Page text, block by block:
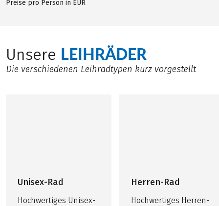
Preise pro Person in EUR
Unsere LEIHRÄDER
Die verschiedenen Leihradtypen kurz vorgestellt
Unisex-Rad
Hochwertiges Unisex-
Herren-Rad
Hochwertiges Herren-